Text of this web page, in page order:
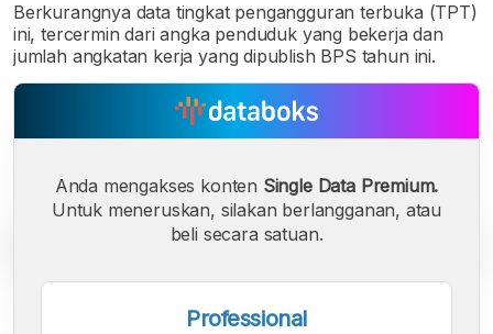
Berkurangnya data tingkat pengangguran terbuka (TPT)
ini, tercermin dari angka penduduk yang bekerja dan
jumlah angkatan kerja yang dipublish BPS tahun ini.
Anda mengakses konten Single Data Premium.
Untuk meneruskan, silakan berlangganan, atau
beli secara satuan.
Professional